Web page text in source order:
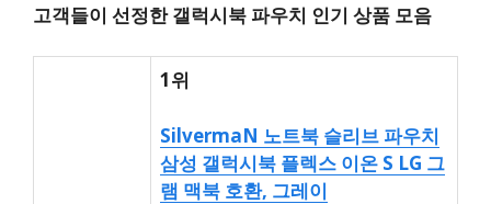
고객들이 선정한 갤럭시북 파우치 인기 상품 모음
1위
SilvermaN 노트북 슬리브 파우치
삼성 갤럭시북 플렉스 이온 S LG 그
램 맥북 호환, 그레이